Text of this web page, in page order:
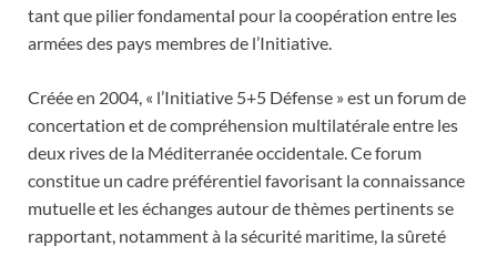
tant que pilier fondamental pour la coopération entre les
armées des pays membres de l’Initiative.
Créée en 2004, « l’Initiative 5+5 Défense » est un forum de
concertation et de compréhension multilatérale entre les
deux rives de la Méditerranée occidentale. Ce forum
constitue un cadre préférentiel favorisant la connaissance
mutuelle et les échanges autour de thèmes pertinents se
rapportant, notamment à la sécurité maritime, la sûreté